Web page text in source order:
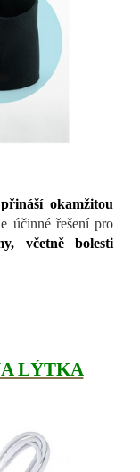
přináší okamžitou
účinné řešení pro
včetně bolesti
LÝTKA